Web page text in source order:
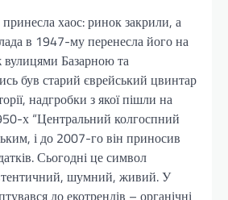
принесла хаос: ринок закрили, а
в 1947-му перенесла його на
вулицями Базарною та
був старий єврейський цвинтар
надгробки з якої пішли на
х “Центральний колгоспний
і до 2007-го він приносив
Сьогодні це символ
шумний, живий. У
до екотрендів – органічні